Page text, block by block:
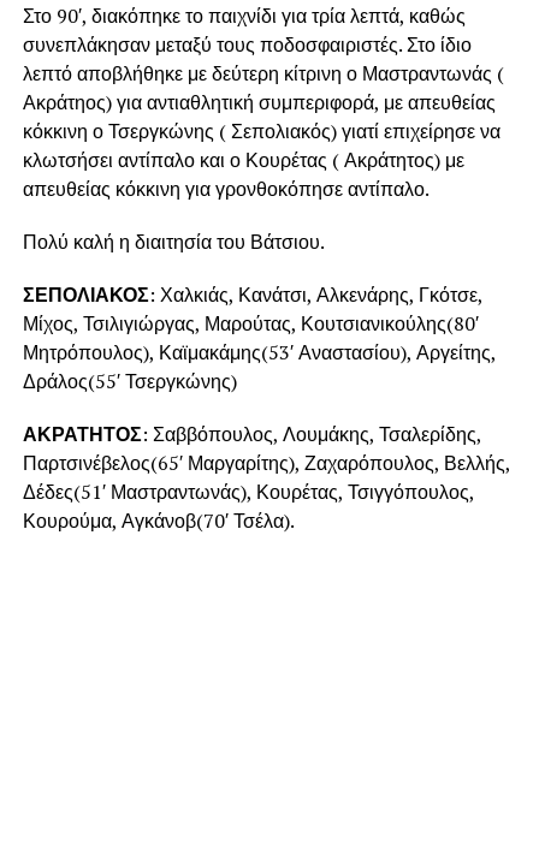
Στο 90′, διακόπηκε το παιχνίδι για τρία λεπτά, καθώς
συνεπλάκησαν μεταξύ τους ποδοσφαιριστές. Στο ίδιο
λεπτό αποβλήθηκε με δεύτερη κίτρινη ο Μαστραντωνάς (
Ακράτηος) για αντιαθλητική συμπεριφορά, με απευθείας
κόκκινη ο Τσεργκώνης ( Σεπολιακός) γιατί επιχείρησε να
κλωτσήσει αντίπαλο και ο Κουρέτας ( Ακράτητος) με
απευθείας κόκκινη για γρονθοκόπησε αντίπαλο.
Πολύ καλή η διαιτησία του Βάτσιου.
ΣΕΠΟΛΙΑΚΟΣ: Χαλκιάς, Κανάτσι, Αλκενάρης, Γκότσε,
Μίχος, Τσιλιγιώργας, Μαρούτας, Κουτσιανικούλης(80′
Μητρόπουλος), Καϊμακάμης(53′ Αναστασίου), Αργείτης,
Δράλος(55′ Τσεργκώνης)
ΑΚΡΑΤΗΤΟΣ: Σαββόπουλος, Λουμάκης, Τσαλερίδης,
Παρτσινέβελος(65′ Μαργαρίτης), Ζαχαρόπουλος, Βελλής,
Δέδες(51′ Μαστραντωνάς), Κουρέτας, Τσιγγόπουλος,
Κουρούμα, Αγκάνοβ(70′ Τσέλα).